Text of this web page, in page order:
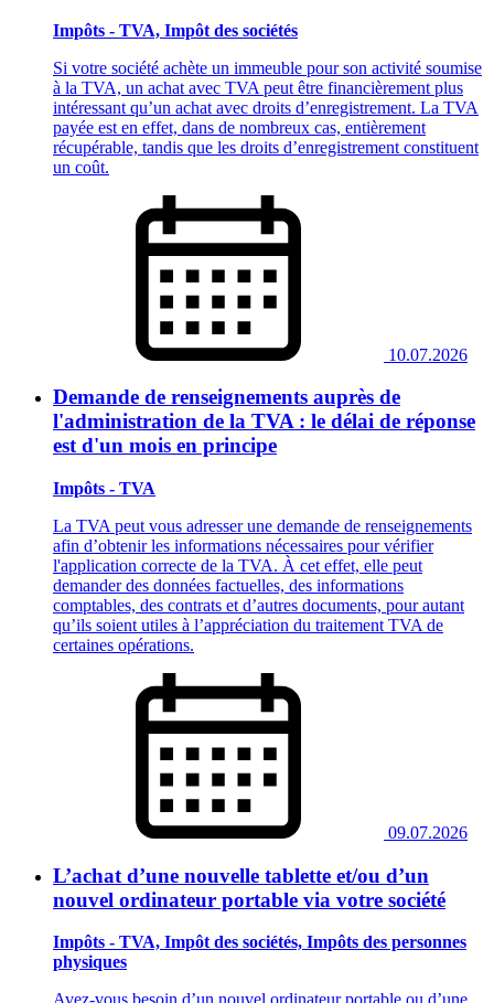
Impôts - TVA, Impôt des sociétés
Si votre société achète un immeuble pour son activité soumise
à la TVA, un achat avec TVA peut être financièrement plus
intéressant qu’un achat avec droits d’enregistrement. La TVA
payée est en effet, dans de nombreux cas, entièrement
récupérable, tandis que les droits d’enregistrement constituent
un coût.
10.07.2026
Demande de renseignements auprès de
l'administration de la TVA : le délai de réponse
est d'un mois en principe
Impôts - TVA
La TVA peut vous adresser une demande de renseignements
afin d’obtenir les informations nécessaires pour vérifier
l'application correcte de la TVA. À cet effet, elle peut
demander des données factuelles, des informations
comptables, des contrats et d’autres documents, pour autant
qu’ils soient utiles à l’appréciation du traitement TVA de
certaines opérations.
09.07.2026
L’achat d’une nouvelle tablette et/ou d’un
nouvel ordinateur portable via votre société
Impôts - TVA, Impôt des sociétés, Impôts des personnes
physiques